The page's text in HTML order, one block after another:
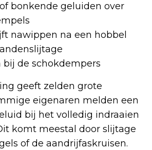
bonkende geluiden over
nawippen na een hobbel
bij de schokdempers
geeft zelden grote
eigenaren melden een
bij het volledig indraaien
komt meestal door slijtage
of de aandrijfaskruisen.